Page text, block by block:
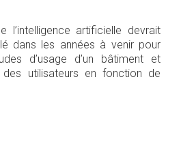
l’intelligence artificielle devrait
dans les années à venir pour
d’usage d’un bâtiment et
utilisateurs en fonction de